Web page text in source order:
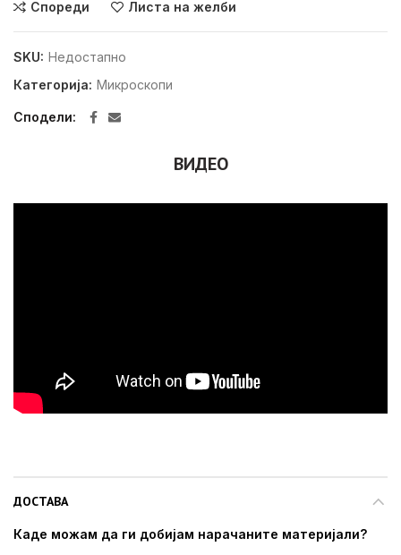
Спореди Листа на желби
SKU: Недостапно
Категорија: Микроскопи
Сподели
ВИДЕО
ДОСТАВА
Каде можам да ги добијам нарачаните материјали?